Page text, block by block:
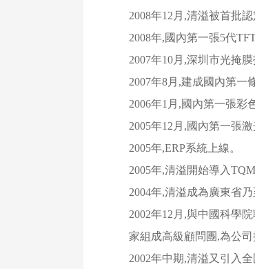
2008年12月,清溢被首批
2008年,國內第一張5代
2007年10月,深圳市光掩
2007年8月,建成國內第一
2006年1月,國內第一張彩
2005年12月,國內第一張
2005年,ERP系統上線。
2005年,清溢開始導入
2004年,清溢成為廣東省
2002年12月,與中國科學
家組成高級顧問團,為公
2002年中期,清溢又引入